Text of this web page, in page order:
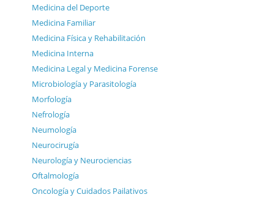
Medicina del Deporte
Medicina Familiar
Medicina Física y Rehabilitación
Medicina Interna
Medicina Legal y Medicina Forense
Microbiología y Parasitología
Morfología
Nefrología
Neumología
Neurocirugía
Neurología y Neurociencias
Oftalmología
Oncología y Cuidados Pailativos